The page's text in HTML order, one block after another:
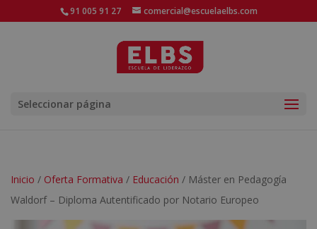
91 005 91 27 comercial@escuelaelbs.com
Seleccionar página
Inicio / Oferta Formativa / Educación / Máster en Pedagogía
Waldorf – Diploma Autentificado por Notario Europeo